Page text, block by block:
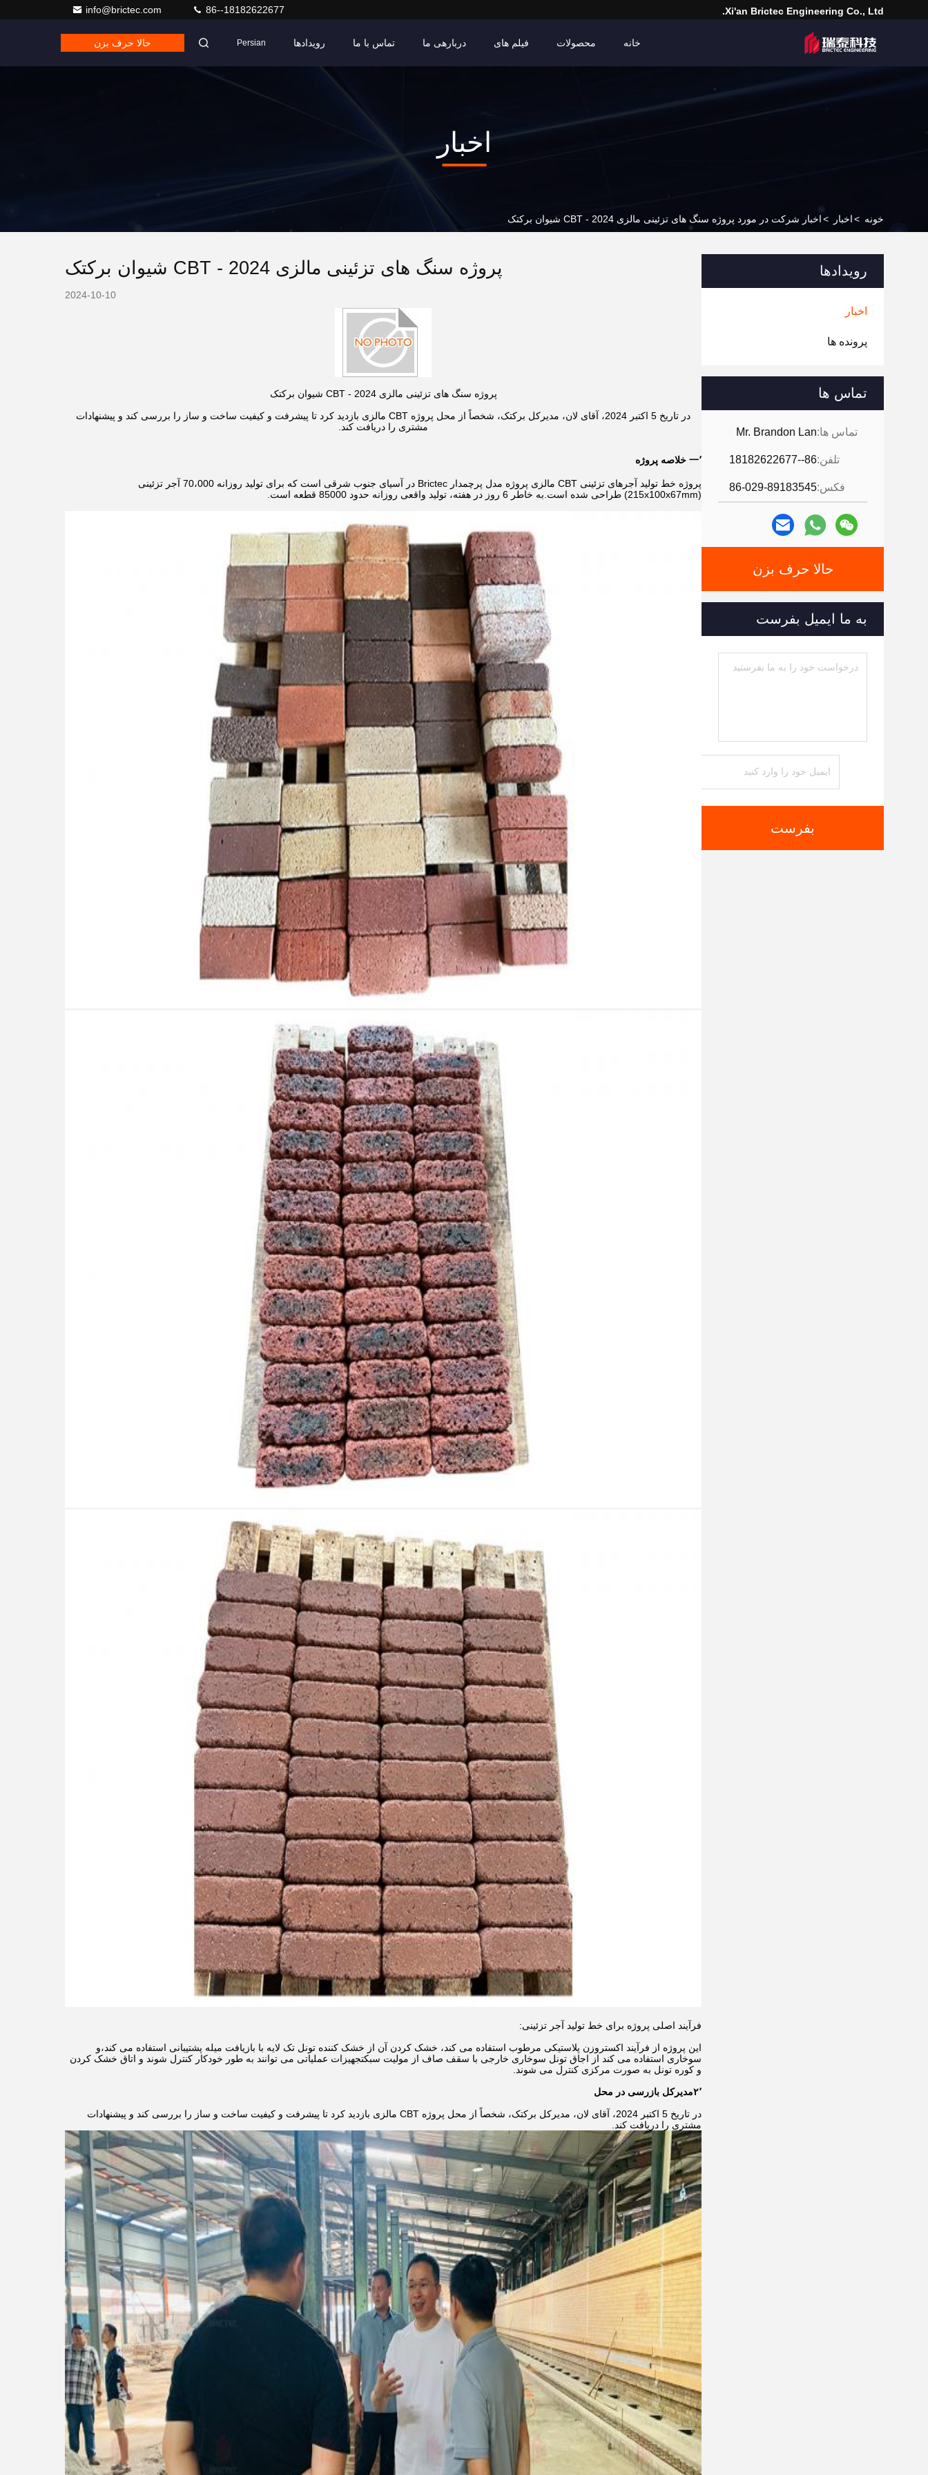
Xi'an Brictec Engineering Co., Ltd.
info@brictec.com 86--18182622677
خانه محصولات فیلم های دربارهی ما تماس با ما رویدادها Persian حالا حرف بزن
اخبار
خونه >اخبار >اخبار شرکت در مورد پروژه سنگ های تزئینی مالزی CBT - 2024 شیوان برکتک
رویدادها
اخبار
پرونده ها
تماس ها
تماس ها:Mr. Brandon Lan
تلفن:86--18182622677
فکس:86-029-89183545
حالا حرف بزن
به ما ایمیل بفرست
بفرست
پروژه سنگ های تزئینی مالزی CBT - 2024 شیوان برکتک
2024-10-10
پروژه سنگ های تزئینی مالزی CBT - 2024 شیوان برکتک
در تاریخ 5 اکتبر 2024، آقای لان، مدیرکل برکتک، شخصاً از محل پروژه CBT مالزی بازدید کرد تا پیشرفت و کیفیت ساخت و ساز را بررسی کند و پیشنهادات
مشتری را دریافت کند.
一٬ خلاصه پروژه
پروژه خط تولید آجرهای تزئینی CBT مالزی پروژه مدل پرچمدار Brictec در آسیای جنوب شرقی است که برای تولید روزانه 70،000 آجر تزئینی
(215x100x67mm) طراحی شده است.به خاطر 6 روز در هفته، تولید واقعی روزانه حدود 85000 قطعه است.
فرآیند اصلی پروژه برای خط تولید آجر تزئینی:
این پروژه از فرآیند اکستروزن پلاستیکی مرطوب استفاده می کند، خشک کردن آن از خشک کننده تونل تک لایه با بازیافت میله پشتیبانی استفاده می کند،و
سوخاری استفاده می کند از اجاق تونل سوخاری خارجی با سقف صاف از مولیت سبکتجهیزات عملیاتی می توانند به طور خودکار کنترل شوند و اتاق خشک کردن
و کوره تونل به صورت مرکزی کنترل می شوند.
۲٬مدیرکل بازرسی در محل
در تاریخ 5 اکتبر 2024، آقای لان، مدیرکل برکتک، شخصاً از محل پروژه CBT مالزی بازدید کرد تا پیشرفت و کیفیت ساخت و ساز را بررسی کند و پیشنهادات
مشتری را دریافت کند.